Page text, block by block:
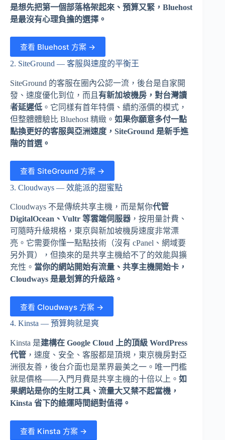
是想先把第一個部落格架起來、預算又緊，Bluehost
是最沒有心理負擔的選擇。
查看 Bluehost 方案 →
2. SiteGround — 客服與速度的平衡王
SiteGround 的客服在圈內公認一流，後台是自家開
發、速度優化到位，而且 有新加坡機房，對台灣讀
者延遲低 。它同樣有首年特價、續約漲價的模式，
但整體體驗比 Bluehost 精緻。 如果你願意多付一點
點換更好的客服與亞洲速度，SiteGround 是新手進
階的首選。
查看 SiteGround 方案 →
3. Cloudways — 效能派的甜蜜點
Cloudways 不是傳統共享主機，而是幫你代管
DigitalOcean、Vultr 等雲端伺服器 ，按用量計費、
可隨時升級規格，東京與新加坡機房速度非常漂
亮。它需要你懂一點點技術（沒有 cPanel、網域要
另外買），但換來的是共享主機給不了的效能與擴
充性。 當你的網站開始有流量、共享主機開始卡，
Cloudways 是最划算的升級路。
查看 Cloudways 方案 →
4. Kinsta — 預算夠就是爽
Kinsta 是建構在 Google Cloud 上的頂級 WordPress
代管 ，速度、安全、客服都是頂規，東京機房對亞
洲很友善，後台介面也是業界最美之一。唯一門檻
就是價格——入門月費是共享主機的十倍以上。 如
果網站是你的生財工具、流量大又禁不起當機，
Kinsta 省下的維運時間絕對值得。
查看 Kinsta 方案 →